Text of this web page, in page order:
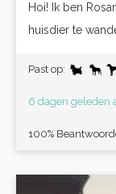
Hoi! Ik ben
huisdier te
Past op:
6 dagen geleden
100%